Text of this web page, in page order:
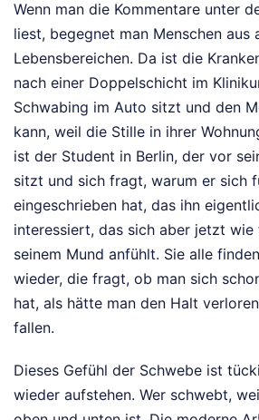
Wenn man die Kommentare unter
liest, begegnet man Menschen aus
Lebensbereichen. Da ist die
nach einer Doppelschicht im
Schwabing im Auto sitzt und den
kann, weil die Stille in ihrer
ist der Student in Berlin, der vor
sitzt und sich fragt, warum er sich
eingeschrieben hat, das ihn
interessiert, das sich aber jetzt wie
seinem Mund anfühlt. Sie alle
wieder, die fragt, ob man sich
hat, als hätte man den Halt
fallen.
Dieses Gefühl der Schwebe ist
wieder aufstehen. Wer schwebt,